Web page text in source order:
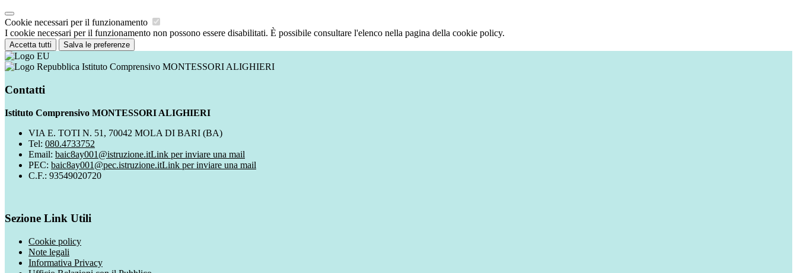
Cookie necessari per il funzionamento
I cookie necessari per il funzionamento non possono essere disabilitati. È possibile consultare l'elenco nella pagina della cookie policy.
Accetta tutti Salva le preferenze
Istituto Comprensivo MONTESSORI ALIGHIERI
Contatti
Istituto Comprensivo MONTESSORI ALIGHIERI
VIA E. TOTI N. 51, 70042 MOLA DI BARI (BA)
Tel: 080.4733752
Email: baic8ay001@istruzione.itLink per inviare una mail
PEC: baic8ay001@pec.istruzione.itLink per inviare una mail
C.F.: 93549020720
Sezione Link Utili
Cookie policy
Note legali
Informativa Privacy